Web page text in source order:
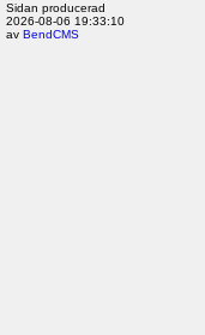
Sidan producerad
2026-08-06 19:33:10
av BendCMS